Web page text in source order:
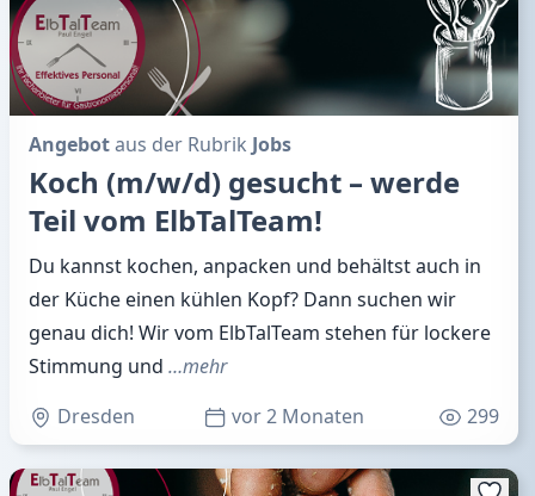
Angebotaus der Rubrik Jobs
Koch (m/w/d) gesucht – werde
Teil vom ElbTalTeam!
Du kannst kochen, anpacken und behältst auch in
der Küche einen kühlen Kopf? Dann suchen wir
genau dich! Wir vom ElbTalTeam stehen für lockere
Stimmung und …mehr
Dresden
vor 2 Monaten 299